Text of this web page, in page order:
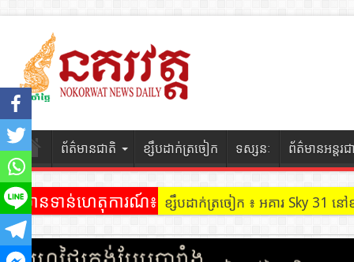
ព័ត៌មានជាតិ ខ្សឹបដាក់ត្រចៀក ទស្សនៈ ព័ត៌មានអន្តរជ
ព័ត៌មានទាន់ហេតុការណ៍៖ ខ្សឹបដាក់ត្រចៀក ៖ អគារ Sky 31